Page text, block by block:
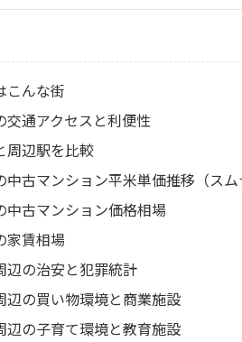
こんな街
交通アクセスと利便性
周辺駅を比較
中古マンション平米単価推移（スム
中古マンション価格相場
家賃相場
辺の治安と犯罪統計
辺の買い物環境と商業施設
辺の子育て環境と教育施設